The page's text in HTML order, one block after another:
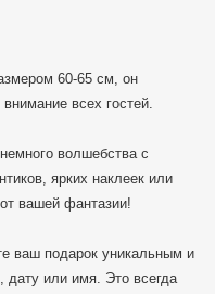
60-65 см, он
всех гостей.
волшебства с
ярких наклеек или
вашей фантазии!
ваш подарок уникальным и
или имя. Это всегда